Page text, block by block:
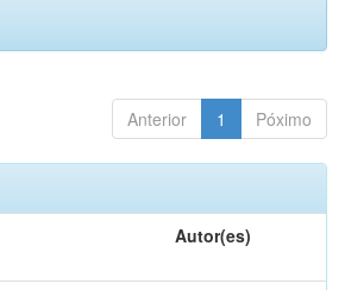
Anterior 1 Póximo
Autor(es)